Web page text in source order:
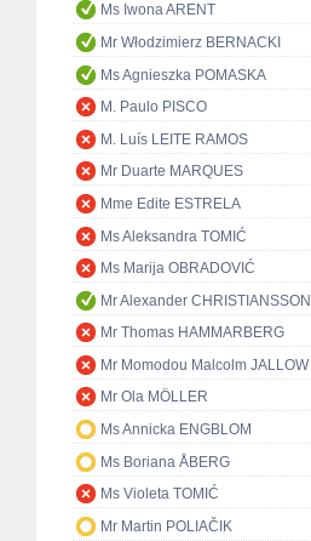
Ms Iwona ARENT
Mr Włodzimierz BERNACKI
Ms Agnieszka POMASKA
M. Paulo PISCO
M. Luís LEITE RAMOS
Mr Duarte MARQUES
Mme Edite ESTRELA
Ms Aleksandra TOMIĆ
Ms Marija OBRADOVIĆ
Mr Alexander CHRISTIANSSON
Mr Thomas HAMMARBERG
Mr Momodou Malcolm JALLOW
Mr Ola MÖLLER
Ms Annicka ENGBLOM
Ms Boriana ÅBERG
Ms Violeta TOMIĆ
Mr Martin POLIAČIK